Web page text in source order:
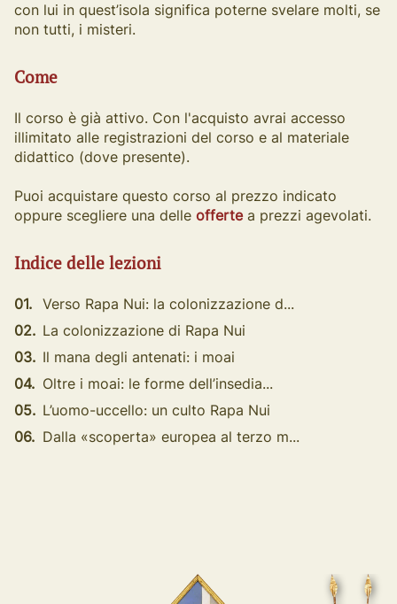
con lui in quest’isola significa poterne svelare molti, se
non tutti, i misteri.
Come
Il corso è già attivo. Con l'acquisto avrai accesso
illimitato alle registrazioni del corso e al materiale
didattico (dove presente).
Puoi acquistare questo corso al prezzo indicato
oppure scegliere una delle offertea prezzi agevolati.
Indice delle lezioni
01. Verso Rapa Nui: la colonizzazione d...
02. La colonizzazione di Rapa Nui
03. Il mana degli antenati: i moai
04. Oltre i moai: le forme dell’insedia...
05. L’uomo-uccello: un culto Rapa Nui
06. Dalla «scoperta» europea al terzo m...